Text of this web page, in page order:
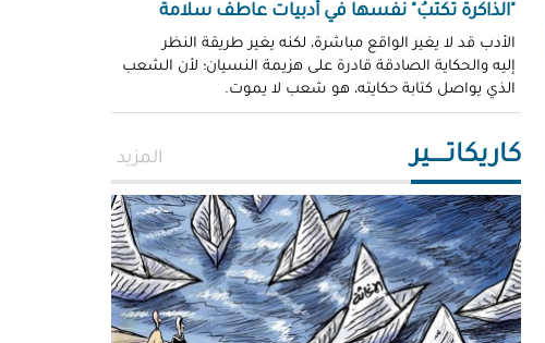
"الذاكرة تكتبُ" نفسها في أدبيات عاطف سلامة
الأدب قد لا يغير الواقع مباشرة، لكنه يغير طريقة النظر
إليه والحكاية الصادقة قادرة على هزيمة النسيان؛ لأن الشعب
الذي يواصل كتابة حكايته، هو شعب لا يموت.
كاريكاتـــــير المزيد